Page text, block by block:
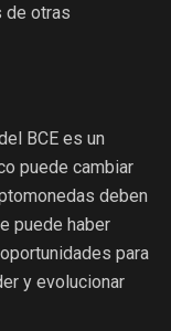
de otras
BCE es un
puede cambiar
deben
puede haber
para
y evolucionar